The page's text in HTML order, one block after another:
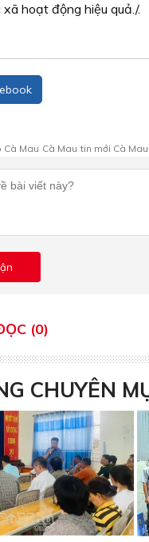
xã hoạt động hiệu quả./.
Cà Mau Cà Mau tin mới Cà Mau
(0)
CHUYÊN